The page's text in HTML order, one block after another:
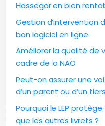
Hossegor en bien
Gestion d’intervention
bon logiciel en ligne
Améliorer la qualité de
cadre de la NAO
Peut-on assurer une
d’un parent ou d’un
Pourquoi le LEP
que les autres livrets ?